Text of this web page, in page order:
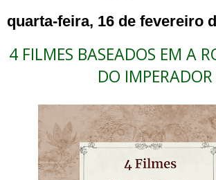
quarta-feira, 16 de fevereiro
4 FILMES BASEADOS EM A
DO IMPERADOR